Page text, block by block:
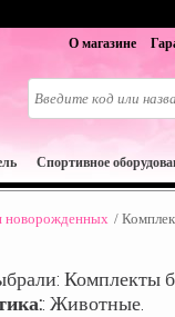
О магазине
Спортивное
новорожденных /
Комплекты
: Животные.